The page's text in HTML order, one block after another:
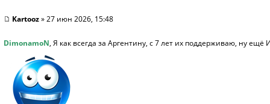
Kartooz» 27 июн 2026, 15:48
DimonamoN, Я как всегда за Аргентину, с 7 лет их поддерживаю, ну